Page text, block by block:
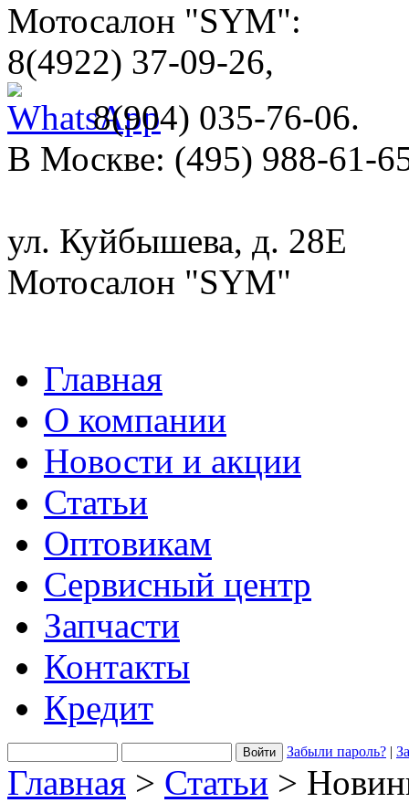
Мотосалон "SYM":
8(4922) 37-09-26,
8(904) 035-76-06.
В Москве: (495) 988-61-
ул. Куйбышева, д. 28Е
Мотосалон "SYM"
Главная
О компании
Новости и акции
Статьи
Оптовикам
Сервисный центр
Запчасти
Контакты
Кредит
Забыли пароль? |
Главная > Статьи >